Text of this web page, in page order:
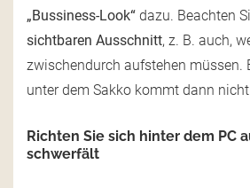
„Bussiness-Look“ dazu. Beachten
sichtbaren Ausschnitt, z. B. auch,
zwischendurch aufstehen müssen.
unter dem Sakko kommt dann
Richten Sie sich hinter dem PC
schwerfält